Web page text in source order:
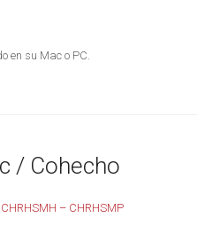
en su Mac o PC.
/ Cohecho
CHRHSMH – CHRHSMP